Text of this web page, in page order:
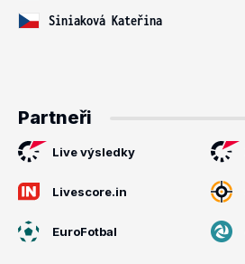
Siniaková Kateřina
Partneři
Live výsledky
Livescore.in
EuroFotbal